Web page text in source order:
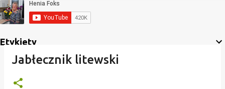
Etykiety
Jabłecznik litewski